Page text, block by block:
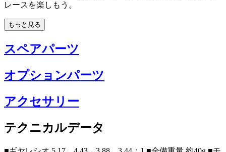
レースを楽しもう。
もっと見る
スペアパーツ
オプションパーツ
アクセサリー
テクニカルデータ